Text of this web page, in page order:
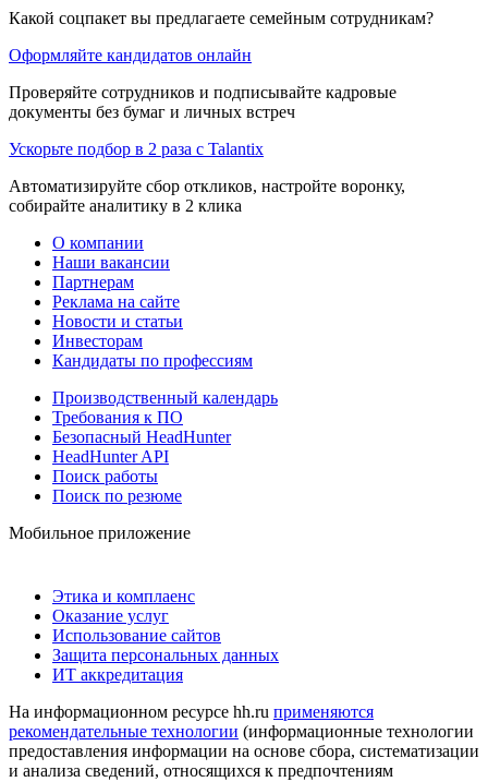
Какой соцпакет вы предлагаете семейным сотрудникам?
Оформляйте кандидатов онлайн
Проверяйте сотрудников и подписывайте кадровые
документы без бумаг и личных встреч
Ускорьте подбор в 2 раза с Talantix
Автоматизируйте сбор откликов, настройте воронку,
собирайте аналитику в 2 клика
О компании
Наши вакансии
Партнерам
Реклама на сайте
Новости и статьи
Инвесторам
Кандидаты по профессиям
Производственный календарь
Требования к ПО
Безопасный HeadHunter
HeadHunter API
Поиск работы
Поиск по резюме
Мобильное приложение
Этика и комплаенс
Оказание услуг
Использование сайтов
Защита персональных данных
ИТ аккредитация
На информационном ресурсе hh.ru применяются
рекомендательные технологии (информационные технологии
предоставления информации на основе сбора, систематизации
и анализа сведений, относящихся к предпочтениям